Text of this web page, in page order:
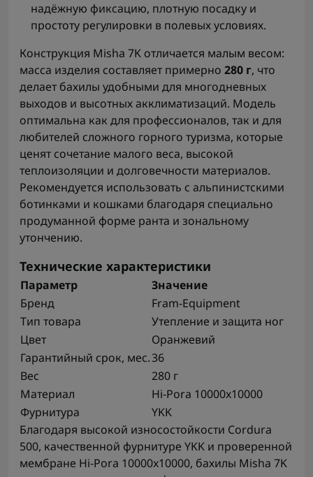
надёжную фиксацию, плотную посадку и
простоту регулировки в полевых условиях.
Конструкция Misha 7K отличается малым весом:
масса изделия составляет примерно 280 г, что
делает бахилы удобными для многодневных
выходов и высотных акклиматизаций. Модель
оптимальна как для профессионалов, так и для
любителей сложного горного туризма, которые
ценят сочетание малого веса, высокой
теплоизоляции и долговечности материалов.
Рекомендуется использовать с альпинистскими
ботинками и кошками благодаря специально
продуманной форме ранта и зональному
утончению.
Технические характеристики
Параметр
Значение
Бренд
Fram-Equipment
Тип товара
Утепление и защита ног
Цвет
Оранжевий
Гарантийный срок, мес.36
Вес
280 г
Материал
Hi-Pora 10000x10000
Фурнитура
YKK
Благодаря высокой износостойкости Cordura
500, качественной фурнитуре YKK и проверенной
мембране Hi-Pora 10000x10000, бахилы Misha 7K